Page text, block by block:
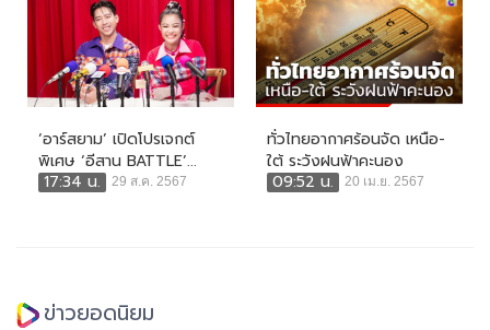
‘อาร์สยาม’ เปิดโปรเจกต์
พิเศษ ‘อีสาน BATTLE’...
17:34 น.
29 ส.ค. 2567
ทั่วไทยอากาศร้อนจัด เหนือ-
ใต้ ระวังฝนฟ้าคะนอง
09:52 น.
20 เม.ย. 2567
ข่าวยอดนิยม